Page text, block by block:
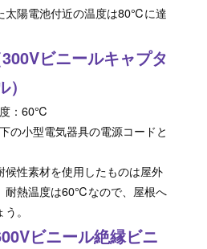
太陽電池付近の温度は80℃に達
ビニールキャプタ
：60℃
の小型電気器具の電源コードと
候性素材を使用したものは屋外
耐熱温度は60℃なので、屋根へ
。
ビニール絶縁ビニ